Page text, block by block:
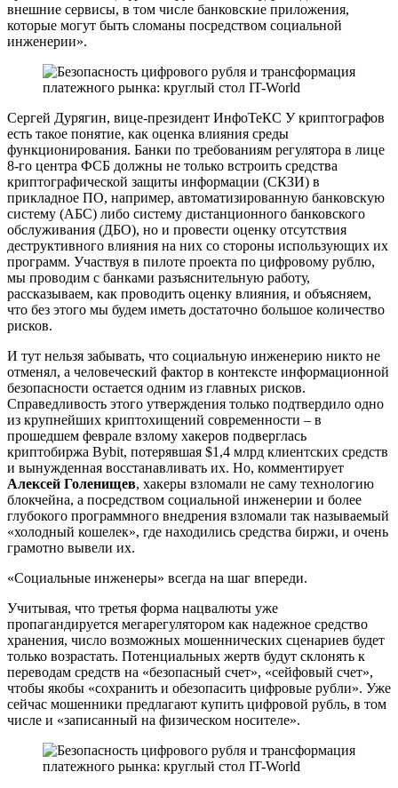
внешние сервисы, в том числе банковские приложения,
которые могут быть сломаны посредством социальной
инженерии».
Сергей Дурягин, вице-президент ИнфоТеКС У криптографов
есть такое понятие, как оценка влияния среды
функционирования. Банки по требованиям регулятора в лице
8-го центра ФСБ должны не только встроить средства
криптографической защиты информации (СКЗИ) в
прикладное ПО, например, автоматизированную банковскую
систему (АБС) либо систему дистанционного банковского
обслуживания (ДБО), но и провести оценку отсутствия
деструктивного влияния на них со стороны использующих их
программ. Участвуя в пилоте проекта по цифровому рублю,
мы проводим с банками разъяснительную работу,
рассказываем, как проводить оценку влияния, и объясняем,
что без этого мы будем иметь достаточно большое количество
рисков.
И тут нельзя забывать, что социальную инженерию никто не
отменял, а человеческий фактор в контексте информационной
безопасности остается одним из главных рисков.
Справедливость этого утверждения только подтвердило одно
из крупнейших криптохищений современности – в
прошедшем феврале взлому хакеров подверглась
криптобиржа Bybit, потерявшая $1,4 млрд клиентских средств
и вынужденная восстанавливать их. Но, комментирует
Алексей Голенищев, хакеры взломали не саму технологию
блокчейна, а посредством социальной инженерии и более
глубокого программного внедрения взломали так называемый
«холодный кошелек», где находились средства биржи, и очень
грамотно вывели их.
«Социальные инженеры» всегда на шаг впереди.
Учитывая, что третья форма нацвалюты уже
пропагандируется мегарегулятором как надежное средство
хранения, число возможных мошеннических сценариев будет
только возрастать. Потенциальных жертв будут склонять к
переводам средств на «безопасный счет», «сейфовый счет»,
чтобы якобы «сохранить и обезопасить цифровые рубли». Уже
сейчас мошенники предлагают купить цифровой рубль, в том
числе и «записанный на физическом носителе».